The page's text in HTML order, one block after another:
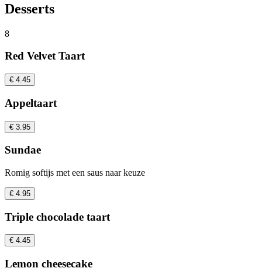
Desserts
8
Red Velvet Taart
€ 4.45
Appeltaart
€ 3.95
Sundae
Romig softijs met een saus naar keuze
€ 4.95
Triple chocolade taart
€ 4.45
Lemon cheesecake